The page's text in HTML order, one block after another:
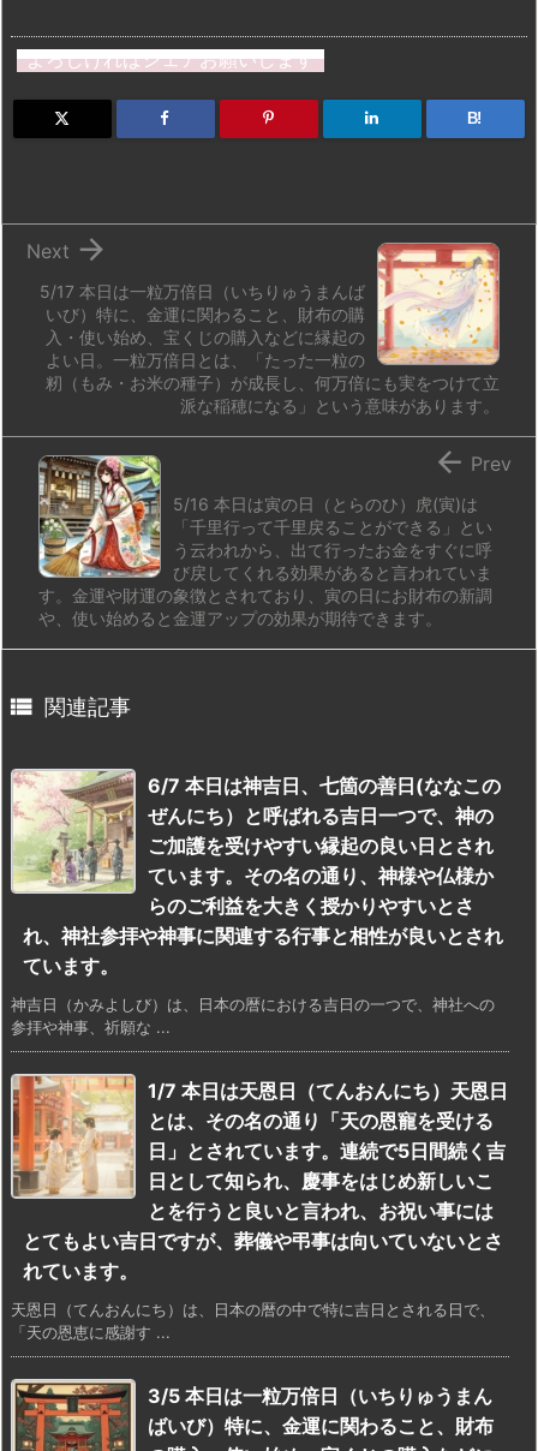
st
o
d
e
s
k
e
a
d
m
bl
r
b
o
ar
n
dr
o
よろしければシェアお願いします
B!
5/17 本日は一粒万倍日（いちりゅうまんば
いび）特に、金運に関わること、財布の購
入・使い始め、宝くじの購入などに縁起の
よい日。一粒万倍日とは、「たった一粒の
籾（もみ・お米の種子）が成長し、何万倍にも実をつけて立
派な稲穂になる」という意味があります。

Next
5/16 本日は寅の日（とらのひ）虎(寅)は
「千里行って千里戻ることができる」とい
う云われから、出て行ったお金をすぐに呼
び戻してくれる効果があると言われていま
す。金運や財運の象徴とされており、寅の日にお財布の新調
や、使い始めると金運アップの効果が期待できます。
 Prev
 関連記事
6/7 本日は神吉日、七箇の善日(ななこの
ぜんにち）と呼ばれる吉日一つで、神の
ご加護を受けやすい縁起の良い日とされ
ています。その名の通り、神様や仏様か
らのご利益を大きく授かりやすいとさ
れ、神社参拝や神事に関連する行事と相性が良いとされ
ています。
神吉日（かみよしび）は、日本の暦における吉日の一つで、神社への
参拝や神事、祈願な ...
1/7 本日は天恩日（てんおんにち）天恩日
とは、その名の通り「天の恩寵を受ける
日」とされています。連続で5日間続く吉
日として知られ、慶事をはじめ新しいこ
とを行うと良いと言われ、お祝い事には
とてもよい吉日ですが、葬儀や弔事は向いていないとさ
れています。
天恩日（てんおんにち）は、日本の暦の中で特に吉日とされる日で、
「天の恩恵に感謝す ...
3/5 本日は一粒万倍日（いちりゅうまん
ばいび）特に、金運に関わること、財布